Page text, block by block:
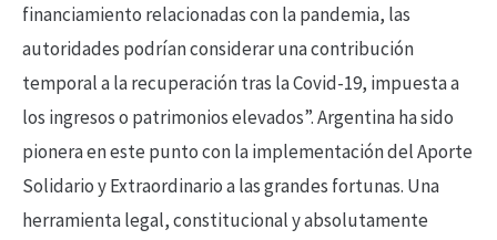
financiamiento relacionadas con la pandemia, las
autoridades podrían considerar una contribución
temporal a la recuperación tras la Covid-19, impuesta a
los ingresos o patrimonios elevados”. Argentina ha sido
pionera en este punto con la implementación del Aporte
Solidario y Extraordinario a las grandes fortunas. Una
herramienta legal, constitucional y absolutamente